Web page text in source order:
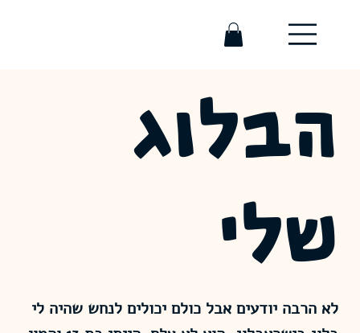
הבלוג
שלי
לא הרבה יודעים אבל כולם יכולים לנחש שהיה לי